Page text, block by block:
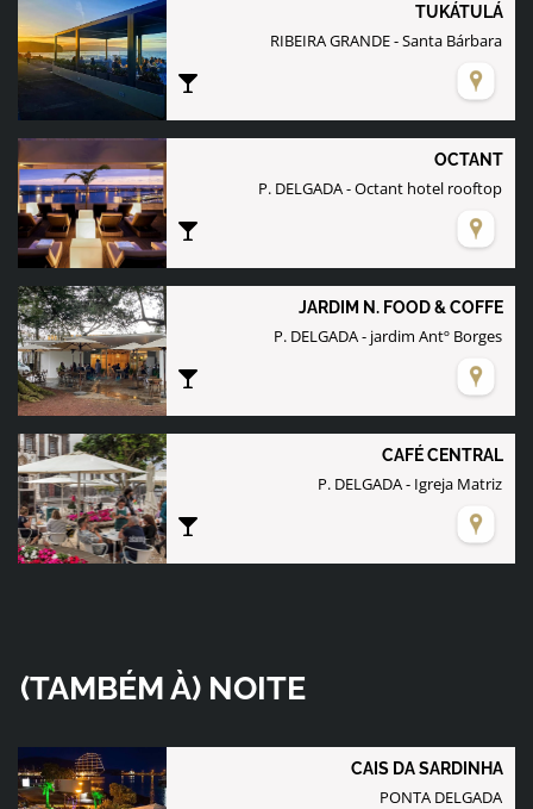
TUKÁTULÁ
RIBEIRA GRANDE - Santa Bárbara
OCTANT
P. DELGADA - Octant hotel rooftop
JARDIM N. FOOD & COFFE
P. DELGADA - jardim Antº Borges
CAFÉ CENTRAL
P. DELGADA - Igreja Matriz
(TAMBÉM À) NOITE
CAIS DA SARDINHA
PONTA DELGADA